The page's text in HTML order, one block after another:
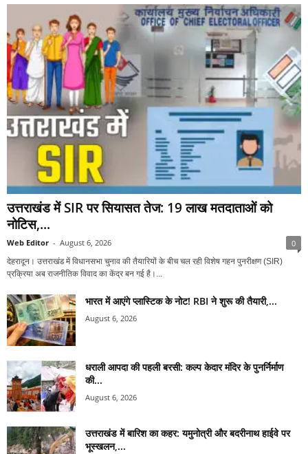
उत्तराखंड में SIR पर सियासत तेज: 19 लाख मतदाताओं को
नोटिस,...
Web Editor - August 6, 2026 0
देहरादून। उत्तराखंड में विधानसभा चुनाव की तैयारियों के बीच चल रही विशेष गहन पुनरीक्षण (SIR)
प्रक्रिया अब राजनीतिक विवाद का केंद्र बन गई है।...
भारत में आएंगे प्लास्टिक के नोट! RBI ने शुरू की तैयारी,...
August 6, 2026
धराली आपदा की पहली बरसी: कल्प केदार मंदिर के पुनर्निर्माण
की...
August 6, 2026
उत्तराखंड में बारिश का कहर: यमुनोत्री और बदरीनाथ हाईवे पर
भूस्खलन,...